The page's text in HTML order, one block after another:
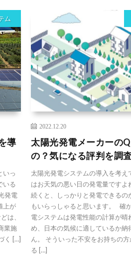
ム
導
いっ
いる
発電
上が
は、
業施
く […]
2022.12.20
太陽光発電メーカーの
の？気になる評判を調
太陽光発電システムの導入を考
はお天気の悪い日の発電量です
続くと、しっかりと発電できる
もいらっしゃると思います。 確
電システムは発電性能の計算が晴
め、日本の気候に適しているか
ん。 そういった不安をお持ちの
る […]